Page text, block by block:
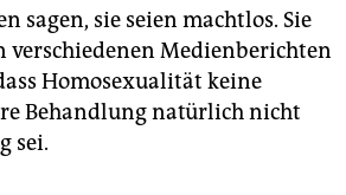
umwandeln zu
Betroffenen schwere Schäden
der ärztlichen Zulassung
Antrag der Ärztekammer - die
In Hamburg ist das die
sagen, sie seien machtlos. Sie
verschiedenen Medienberichten
Homosexualität keine
Behandlung natürlich nicht
sei.